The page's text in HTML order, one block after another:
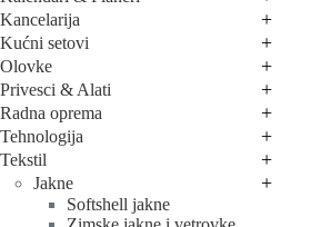
Kancelarija +
Kućni setovi +
Olovke +
Privesci & Alati +
Radna oprema +
Tehnologija +
Tekstil +
Jakne +
Softshell jakne